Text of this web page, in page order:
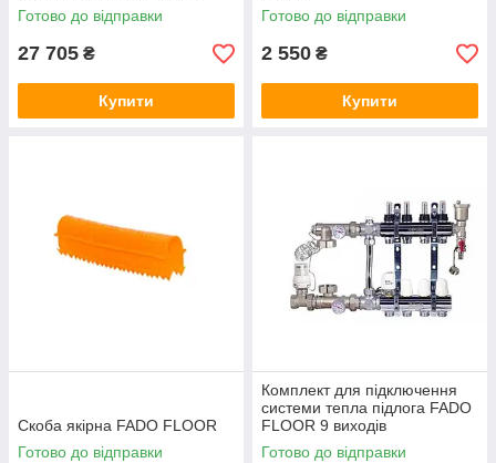
Готово до відправки
27 705 ₴
Купити
Готово до відправки
2 550 ₴
Купити
Скоба якірна FADO FLOOR
Готово до відправки
Комплект для підключення
системи тепла підлога FADO
FLOOR 9 виходів
Готово до відправки